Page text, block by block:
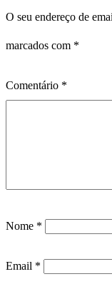
O seu endereço de
marcados com *
Comentário *
Nome *
Email *